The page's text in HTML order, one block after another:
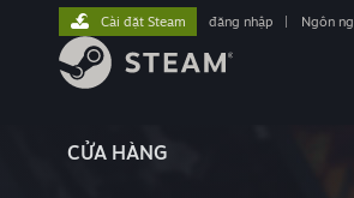
CỬA HÀNG
Cài đặt Steam đăng nhập Ngôn